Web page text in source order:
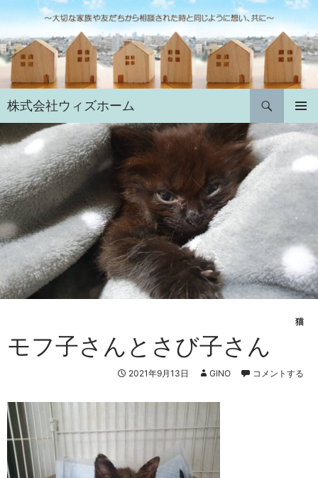
ン
テ
ン
ツ
へ
ス
キ
ッ
プ
株式会社ウィズホーム
検
索
メインメ
ニュー
猫
モフ子さんとさび子さん
2021年9月13日 GINO コメントする